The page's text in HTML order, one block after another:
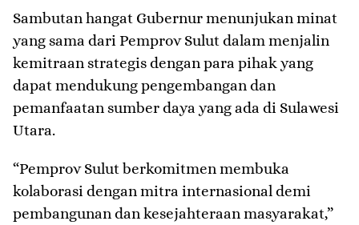
Sambutan hangat Gubernur menunjukan minat
yang sama dari Pemprov Sulut dalam menjalin
kemitraan strategis dengan para pihak yang
dapat mendukung pengembangan dan
pemanfaatan sumber daya yang ada di Sulawesi
Utara.
“Pemprov Sulut berkomitmen membuka
kolaborasi dengan mitra internasional demi
pembangunan dan kesejahteraan masyarakat,”